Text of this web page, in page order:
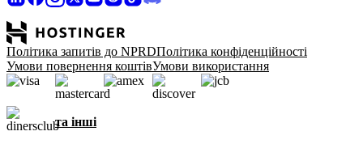
Політика запитів до NPRDПолітика конфіденційності
Умови повернення коштівУмови використання
та інші